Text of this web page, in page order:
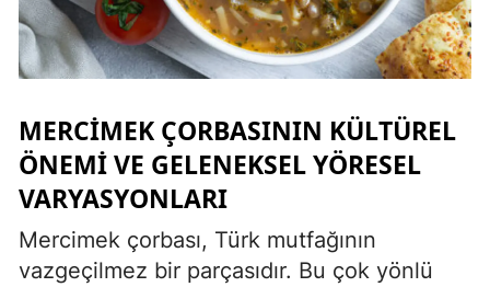
MERCIMEK ÇORBASININ KÜLTÜREL
ÖNEMI VE GELENEKSEL YÖRESEL
VARYASYONLARI
Mercimek çorbası, Türk mutfağının
vazgeçilmez bir parçasıdır. Bu çok yönlü